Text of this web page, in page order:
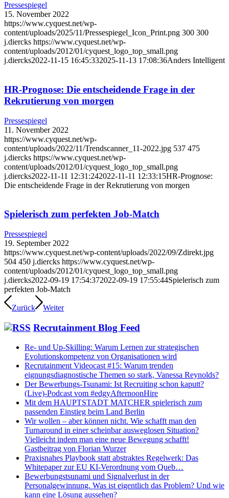
Pressespiegel
15. November 2022
https://www.cyquest.net/wp-
content/uploads/2025/11/Pressespiegel_Icon_Print.png 300 300
j.diercks https://www.cyquest.net/wp-
content/uploads/2012/01/cyquest_logo_top_small.png
j.diercks2022-11-15 16:45:332025-11-13 17:08:36Anders Intelligent
HR-Prognose: Die entscheidende Frage in der
Rekrutierung von morgen
Pressespiegel
11. November 2022
https://www.cyquest.net/wp-
content/uploads/2022/11/Trendscanner_11-2022.jpg 537 475
j.diercks https://www.cyquest.net/wp-
content/uploads/2012/01/cyquest_logo_top_small.png
j.diercks2022-11-11 12:31:242022-11-11 12:33:15HR-Prognose:
Die entscheidende Frage in der Rekrutierung von morgen
Spielerisch zum perfekten Job-Match
Pressespiegel
19. September 2022
https://www.cyquest.net/wp-content/uploads/2022/09/Zdirekt.jpg
504 450 j.diercks https://www.cyquest.net/wp-
content/uploads/2012/01/cyquest_logo_top_small.png
j.diercks2022-09-19 17:54:372022-09-19 17:55:44Spielerisch zum
perfekten Job-Match
Zurück Weiter
Recrutainment Blog Feed
Re- und Up-Skilling: Warum Lernen zur strategischen
Evolutionskompetenz von Organisationen wird
Recrutainment Videocast #15: Warum trenden
eignungsdiagnostische Themen so stark, Vanessa Reynolds?
Der Bewerbungs-Tsunami: Ist Recruiting schon kaputt?
(Live)-Podcast vom #edgyAfternoonHire
Mit dem HAUPTSTADT MATCHER spielerisch zum
passenden Einstieg beim Land Berlin
Wir wollen – aber können nicht. Wie schafft man den
Turnaround in einer scheinbar ausweglosen Situation?
Vielleicht indem man eine neue Bewegung schafft!
Gastbeitrag von Florian Wurzer
Praxisnahes Playbook statt abstraktes Regelwerk: Das
Whitepaper zur EU KI-Verordnung vom Queb…
Bewerbungstsunami und Signalverlust in der
Personalgewinnung. Was ist eigentlich das Problem? Und wie
kann eine Lösung aussehen?